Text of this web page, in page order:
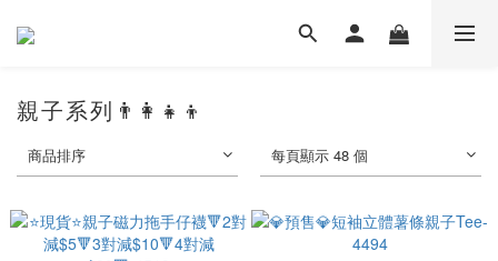
親子系列👨‍👩‍👧‍👦
商品排序 每頁顯示 48 個